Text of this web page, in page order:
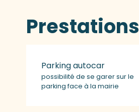
Prestations
Parking autocar
possibilité de se garer sur le
parking face à la mairie